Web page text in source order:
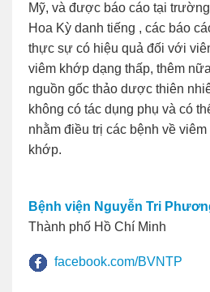
Mỹ, và được báo cáo tại
Hoa Kỳ danh tiếng , các báo
thực sự có hiệu quả đối với
viêm khớp dạng thấp, thêm
nguồn gốc thảo dược thiên
không có tác dụng phụ và có
nhằm điều trị các bệnh về
khớp.
Bệnh viện Nguyễn Tri
Thành phố Hồ Chí Minh
facebook.com/BVNTP